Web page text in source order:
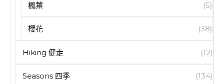
楓葉 (5)
櫻花 (38)
Hiking 健走 (12)
Seasons 四季 (134)